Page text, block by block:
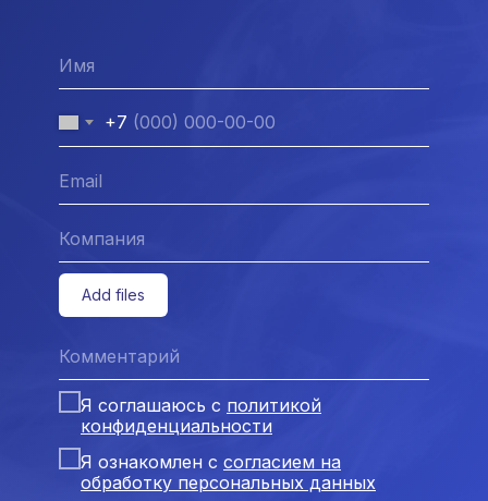
+7
Add files
Я соглашаюсь с политикой
конфиденциальности
Я ознакомлен с согласием на
обработку персональных данных